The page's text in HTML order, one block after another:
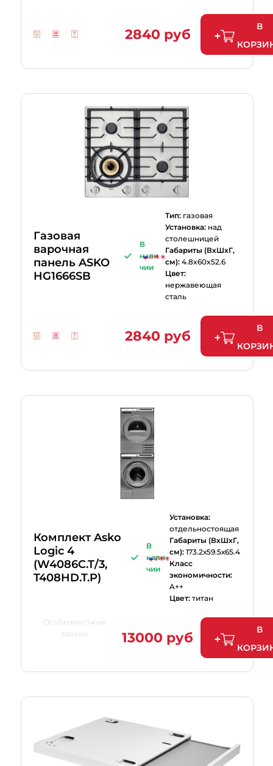
2840 руб
В
Газовая
варочная
панель ASKO
HG1666SB
В
нали
чии
Тип: газовая
Установка: над
столешницей
Габариты (ВхШхГ,
см):4.8x60x52.6
Цвет:
нержавеющая
сталь
2840 руб
В
Комплект Asko
Logic 4
(W4086C.T/3,
T408HD.T.P)
В
нали
чии
Установка:
отдельностоящая
Габариты (ВхШхГ,
см):173.2х59.5х65.4
Класс
экономичности:
A++
Цвет:титан
Особенности не
заданы
13000 руб
В